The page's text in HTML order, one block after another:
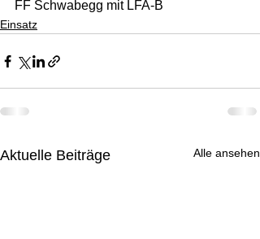
FF Schwabegg mit LFA-B
Einsatz
Aktuelle Beiträge Alle ansehen